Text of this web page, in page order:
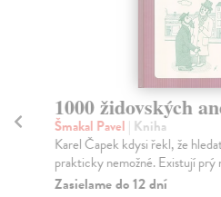
1000 židovských
Šmakal Pavel | Kniha
Karel Čapek kdysi řekl, že
prakticky nemožné. Existují prý
Zasielame do 12 dní